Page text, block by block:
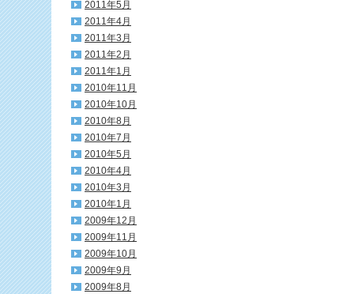
2011年5月
2011年4月
2011年3月
2011年2月
2011年1月
2010年11月
2010年10月
2010年8月
2010年7月
2010年5月
2010年4月
2010年3月
2010年1月
2009年12月
2009年11月
2009年10月
2009年9月
2009年8月